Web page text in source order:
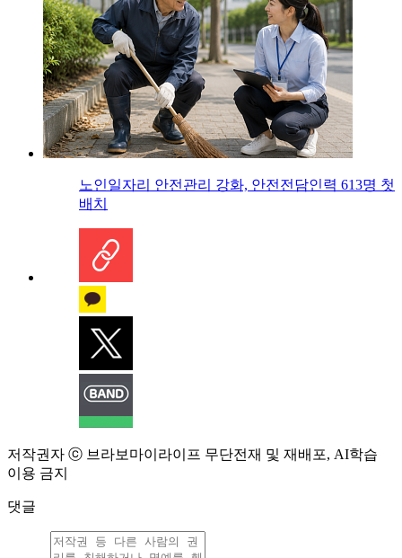
노인일자리 안전관리 강화, 안전전담인력 613명 첫
배치
저작권자 ⓒ 브라보마이라이프 무단전재 및 재배포, AI학습
이용 금지
댓글